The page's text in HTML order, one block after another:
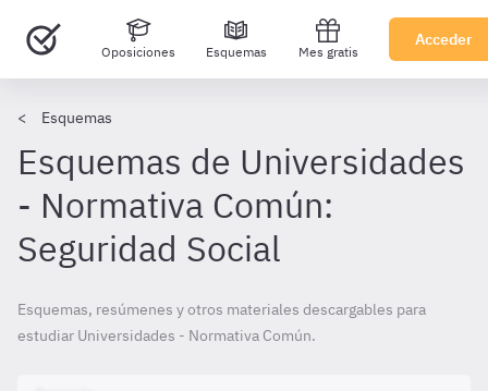
Oposiciones Esquemas Mes gratis
Acceder
Esquemas
Esquemas de Universidades
- Normativa Común:
Seguridad Social
Esquemas, resúmenes y otros materiales descargables para
estudiar Universidades - Normativa Común.